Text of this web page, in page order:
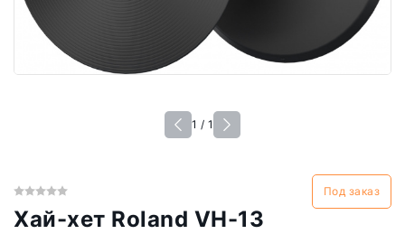
1 / 1
Под заказ
Хай-хет Roland VH-13